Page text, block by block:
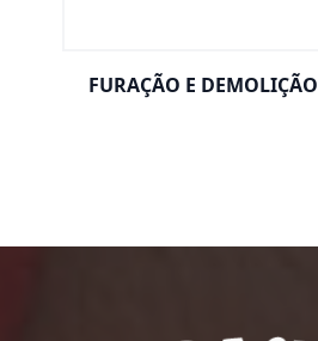
FURAÇÃO E DEMOLIÇÃO